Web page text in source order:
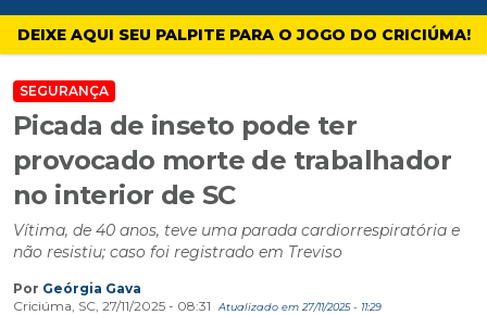
4oito
DEIXE AQUI SEU PALPITE PARA O JOGO DO CRICIÚMA!
SEGURANÇA
Picada de inseto pode ter
provocado morte de trabalhador
no interior de SC
Vítima, de 40 anos, teve uma parada cardiorrespiratória e
não resistiu; caso foi registrado em Treviso
Por Geórgia Gava
Criciúma, SC, 27/11/2025 - 08:31
Atualizado em 27/11/2025 - 11:29